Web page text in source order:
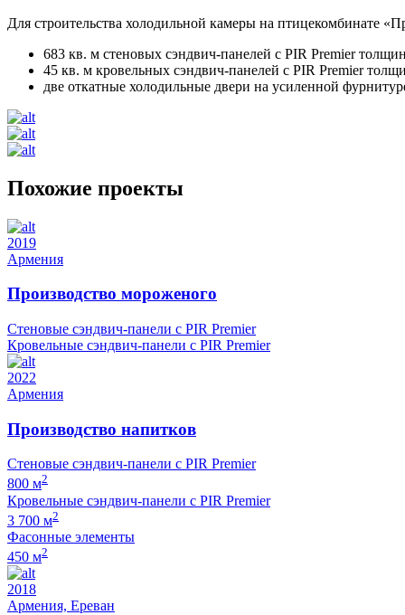
Для строительства холодильной камеры на птицекомбинате
683 кв. м стеновых сэндвич-панелей с PIR Premier
45 кв. м кровельных сэндвич-панелей с PIR Premier
две откатные холодильные двери на усиленной
Похожие проекты
2019
Армения
Производство мороженого
Стеновые сэндвич-панели с PIR Premier
Кровельные сэндвич-панели с PIR Premier
2022
Армения
Производство напитков
Стеновые сэндвич-панели с PIR Premier
800 м2
Кровельные сэндвич-панели с PIR Premier
3 700 м2
Фасонные элементы
450 м2
2018
Армения, Ереван